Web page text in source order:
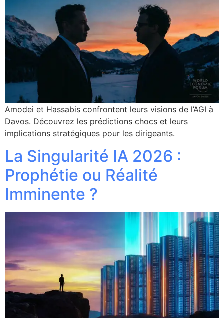
Amodei et Hassabis confrontent leurs visions de l’AGI à
Davos. Découvrez les prédictions chocs et leurs
implications stratégiques pour les dirigeants.
La Singularité IA 2026 :
Prophétie ou Réalité
Imminente ?